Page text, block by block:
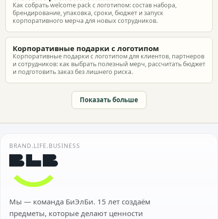
Как собрать welcome pack с логотипом: состав набора,
брендирование, упаковка, сроки, бюджет и запуск
корпоративного мерча для новых сотрудников.
Корпоративные подарки с логотипом
Корпоративные подарки с логотипом для клиентов, партнеров
и сотрудников: как выбрать полезный мерч, рассчитать бюджет
и подготовить заказ без лишнего риска.
Показать больше
BRAND.LIFE.BUSINESS
Мы — команда БиЭлБи. 15 лет создаём
предметы, которые делают ценности